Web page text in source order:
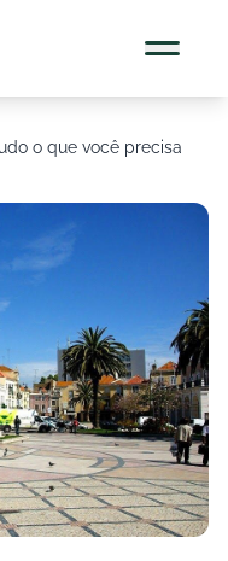
o que você precisa